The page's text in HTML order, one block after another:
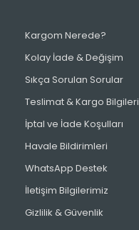
Kargom Nerede?
Kolay İade & Değişim
Sıkça Sorulan Sorular
Teslimat & Kargo Bilgileri
İptal ve İade Koşulları
Havale Bildirimleri
WhatsApp Destek
İletişim Bilgilerimiz
Gizlilik & Güvenlik